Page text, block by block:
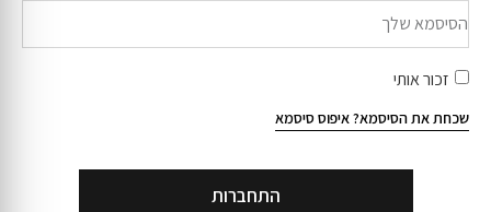
זכור אותי
שכחת את הסיסמא?איפוס סיסמא
התחברות